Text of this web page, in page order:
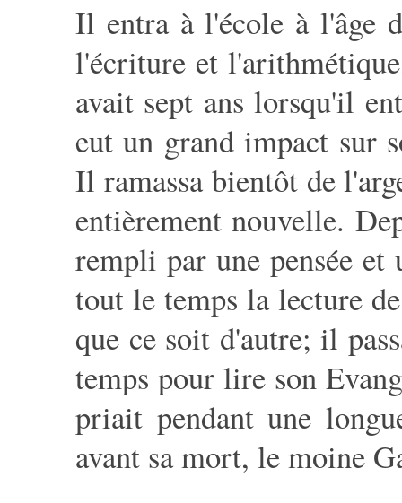
Il entra à l'école à l'âge
l'écriture et
avait sept ans lorsqu'il
eut un grand impact sur
Il ramassa bientôt de
entièrement nouvelle.
rempli par une pensée
tout le temps la lecture
que ce soit d'autre; il
temps pour lire son
priait pendant une
avant sa mort, le moine